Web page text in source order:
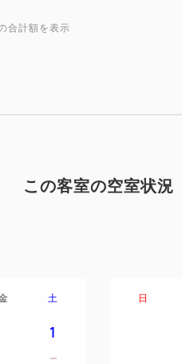
合計額を表示
この客室の空室状況
土
1
日